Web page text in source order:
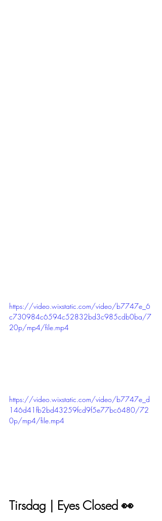
https://video.wixstatic.com/video/b7747e_6
c730984c6594c52832bd3c985cdb0ba/7
20p/mp4/file.mp4
https://video.wixstatic.com/video/b7747e_d
146d41fb2bd43259fcd9f5e77bc6480/72
0p/mp4/file.mp4
Tirsdag | Eyes Closed 👀